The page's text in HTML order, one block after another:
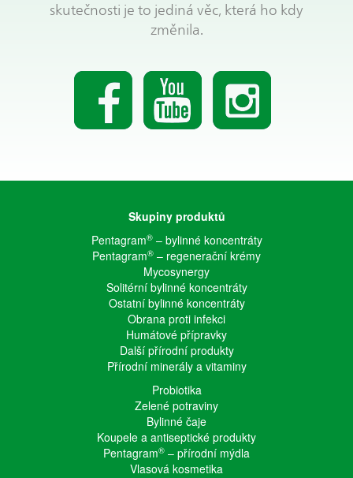
skutečnosti je to jediná věc, která ho kdy
změnila.
Skupiny produktů
Pentagram®– bylinné koncentráty
Pentagram® – regenerační krémy
Mycosynergy
Solitérní bylinné koncentráty
Ostatní bylinné koncentráty
Obrana proti infekci
Humátové přípravky
Další přírodní produkty
Přírodní minerály a vitaminy
Probiotika
Zelené potraviny
Bylinné čaje
Koupele a antiseptické produkty
Pentagram® – přírodní mýdla
Vlasová kosmetika